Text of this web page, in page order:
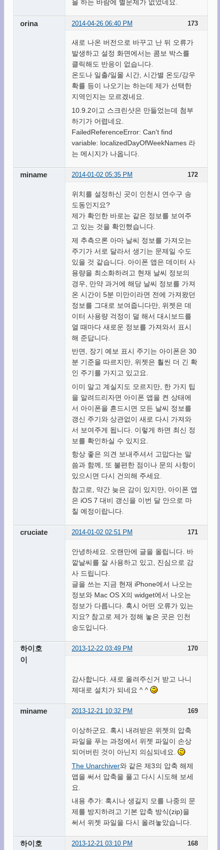
을 하는 바람에 별문제가 없었네요.
173
orina 2014-04-26 06:40 PM
새로 나온 버전으로 바꾸고 난 뒤 오류가
발생하고 설정 화면에서는 콤보 박스를
클릭해도 반응이 없습니다.
온도나 일출/일몰 시간, 시간별 온도/강우
확률 등이 나오기는 하는데 제가 선택한
지역인지는 모르겠네요.
10.9.2이고 스크린샷은 만들었는데 첨부
하기가 어렵네요.
FailedReferenceError: Can't find
variable: localizedDayOfWeekNames 라
는 메시지가 나옵니다.
172
miname 2014-01-02 05:35 PM
위치를 설정하신 곳이 인천시 연수구 송
도동인지요?
제가 확인한 바로는 같은 정보를 보여주
고 있는 것을 확인했습니다.
제 추측으론 아마 날씨 정보를 가져오는
주기가 서로 달라서 생기는 문제일 수도
있을 것 같습니다. 아이폰 앱은 데이터 사
용량을 최소화하려고 현재 날씨 정보의
경우, 만약 과거에 해당 날씨 정보를 가져
온 시간이 5분 미만이라면 전에 가져왔던
정보를 그대로 보여줍니다만, 위젯은 데
이터 사용량 걱정이 덜 해서 대시보드를
열 때마다 새로운 정보를 가져와서 표시
해 준답니다.
반면, 장기 예보 표시 주기는 아이폰은 30
분 기준을 따르지만, 위젯은 훨씬 더 긴 확
인 주기를 가지고 있고요.
이미 알고 계실지도 모르지만, 한 가지 팁
을 알려드리자면 아이폰 앱을 켠 상태에
서 아이폰을 흔드시면 모든 날씨 정보를
갱신 주기와 상관없이 새로 다시 가져와
서 보여주게 됩니다. 이렇게 하면 최신 정
보를 확인하실 수 있지요.
항상 좋은 의견 보내주셔서 고맙다는 말
씀과 함께, 또 불편한 점이나 문의 사항이
있으시면 다시 건의해 주세요.
참고로, 약간 늦은 감이 있지만, 아이폰 앱
은 iOS 7 대비 갱신을 이번 달 안으로 마
칠 예정이랍니다.
171
cruciate 2014-01-02 02:51 PM
안녕하세요. 오랜만에 글을 올립니다. 바
깥날씨를 잘 사용하고 있고, 진심으로 감
사 드립니다.
글을 쓰는 지금 현재 iPhone에서 나오는
정보와 Mac OS X의 widget에서 나오는
정보가 다릅니다. 혹시 어떤 오류가 있는
지요? 참고로 제가 정해 놓은 곳은 인천
송도입니다.
170
하이호
이
2013-12-22 03:49 PM
감사합니다. 새로 올려주신거 받고 나니
제대로 설치가 되네요 ^ ^
169
miname 2013-12-21 10:32 PM
이상하군요. 혹시 내려받은 위젯의 압축
파일을 푸는 과정에서 위젯 파일이 손상
되어버린 것이 아닌지 의심되네요.
The Unarchiver와 같은 제3의 압축 해제
앱을 써서 압축을 풀고 다시 시도해 보세
요.
내용 추가: 혹시나 생길지 모를 나중의 문
제를 방지하려고 기본 압축 방식(zip)을
써서 위젯 파일을 다시 올려놓았습니다.
168
하이호
2013-12-21 03:10 PM